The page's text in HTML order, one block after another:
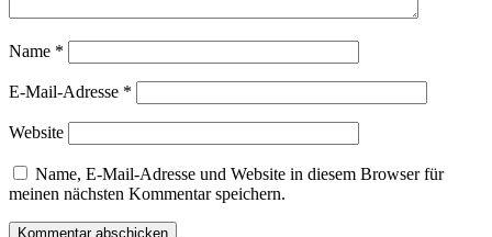
Name *
E-Mail-Adresse *
Website
Name, E-Mail-Adresse und Website in diesem Browser für
meinen nächsten Kommentar speichern.